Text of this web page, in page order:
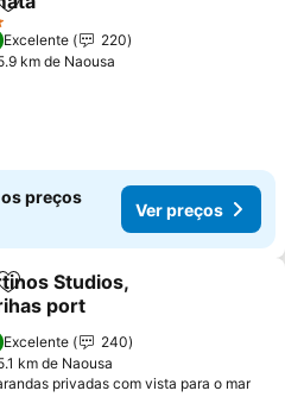
Adicionar aos favoritos
Excelente
220
km de Naousa
preços
Ver preços
Adicionar aos favoritos
Studios,
port
Excelente
240
km de Naousa
privadas com vista para o mar